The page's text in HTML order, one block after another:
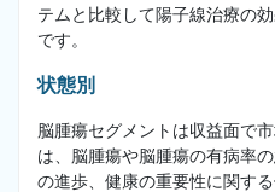
テムと比較して陽子線治療の
です。
状態別
脳腫瘍セグメントは収益面で
は、脳腫瘍や脳腫瘍の有病率
の進歩、健康の重要性に関す